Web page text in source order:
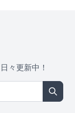
々更新中！